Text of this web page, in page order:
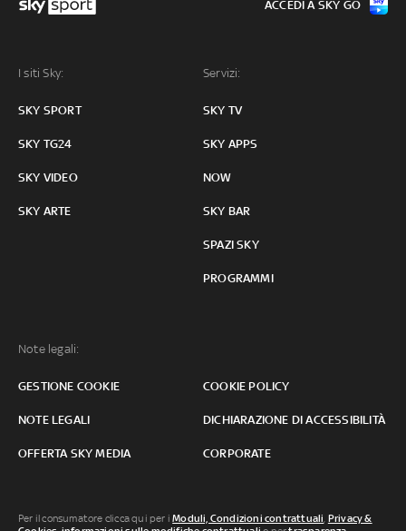
I siti Sky:
SKY SPORT
SKY TG24
SKY VIDEO
SKY ARTE
Servizi:
SKY TV
SKY APPS
NOW
SKY BAR
SPAZI SKY
PROGRAMMI
Note legali:
GESTIONE COOKIE COOKIE POLICY
NOTE LEGALI DICHIARAZIONE DI ACCESSIBILITÀ
OFFERTA SKY MEDIA CORPORATE
ACCEDI A SKY GO
Per il consumatore clicca qui per iModuli, Condizioni contrattuali Privacy &